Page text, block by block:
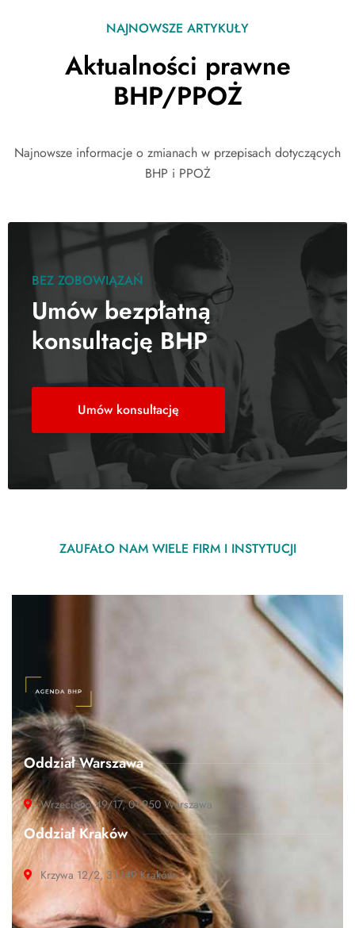
NAJNOWSZE ARTYKUŁY
Aktualności prawne
BHP/PPOŻ
Najnowsze informacje o zmianach w przepisach dotyczących
BHP i PPOŻ
BEZ ZOBOWIĄZAŃ
Umów bezpłatną
konsultację BHP
Umów konsultację
ZAUFAŁO NAM WIELE FIRM I INSTYTUCJI
Oddział Warszawa
Wrzeciono 49/17, 01-950 Warszawa
Oddział Kraków
Krzywa 12/2, 31-149 Kraków